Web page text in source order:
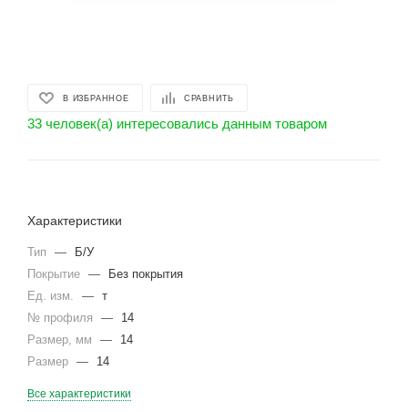
В ИЗБРАННОЕ СРАВНИТЬ
33 человек(а) интересовались данным товаром
Характеристики
Тип —
Б/У
Покрытие —
Без покрытия
Ед. изм.
— т
№ профиля
—
14
Размер, мм
—
14
Размер — 14
Все характеристики